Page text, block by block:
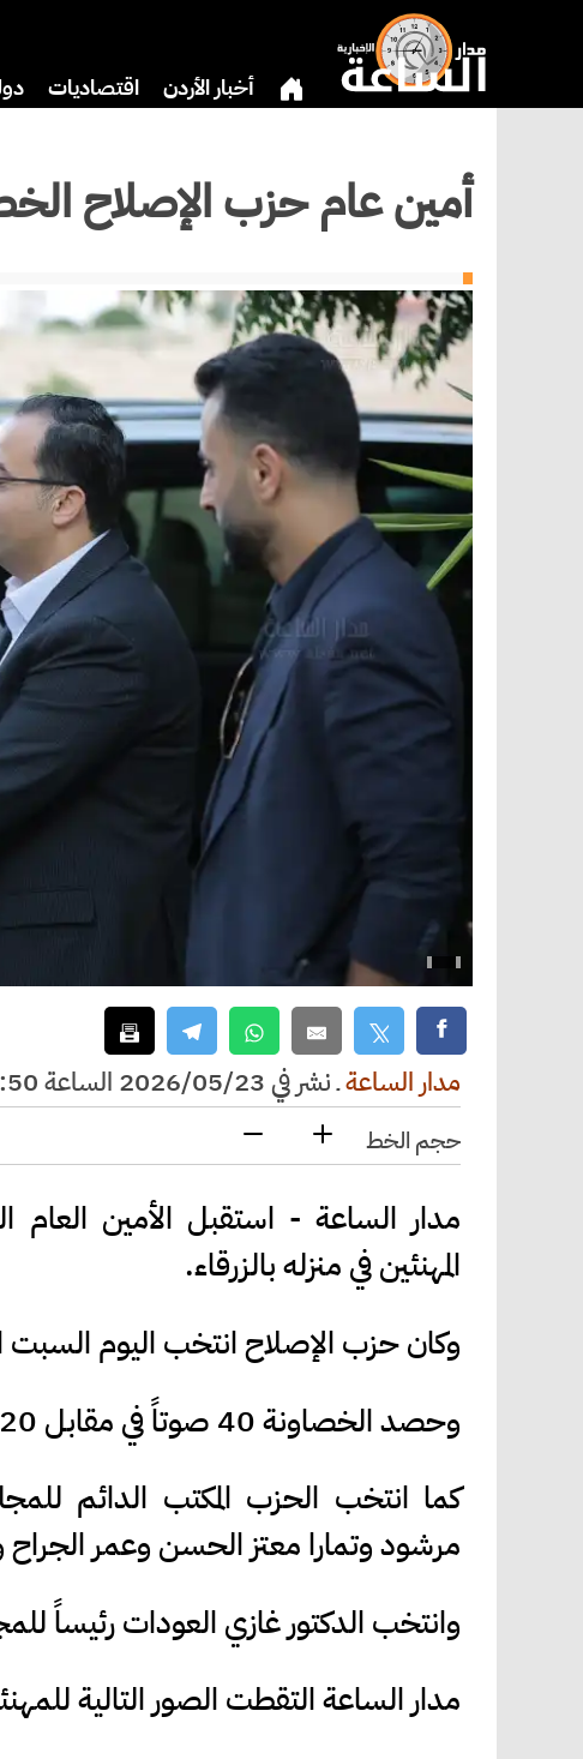
أخبار الأردن اقتصاديات
أمين عام حزب الإصلاح
مدار الساعةـنشر في 2026/05/23 الساعة 21:50
حجم الخط
مدار الساعة - استقبل الأمين
المهنئين في منزله بالزرقاء.
وكان حزب الإصلاح انتخب اليوم السبت
وحصد الخصاونة 40 صوتاً في مقابل 20 صوتاً للباشا محمد السرحان
كما انتخب الحزب المكتب الدائم
مرشود وتمارا معتز الحسن وعمر الجراح
وانتخب الدكتور غازي العودات رئيساً
مدار الساعة التقطت الصور التالية